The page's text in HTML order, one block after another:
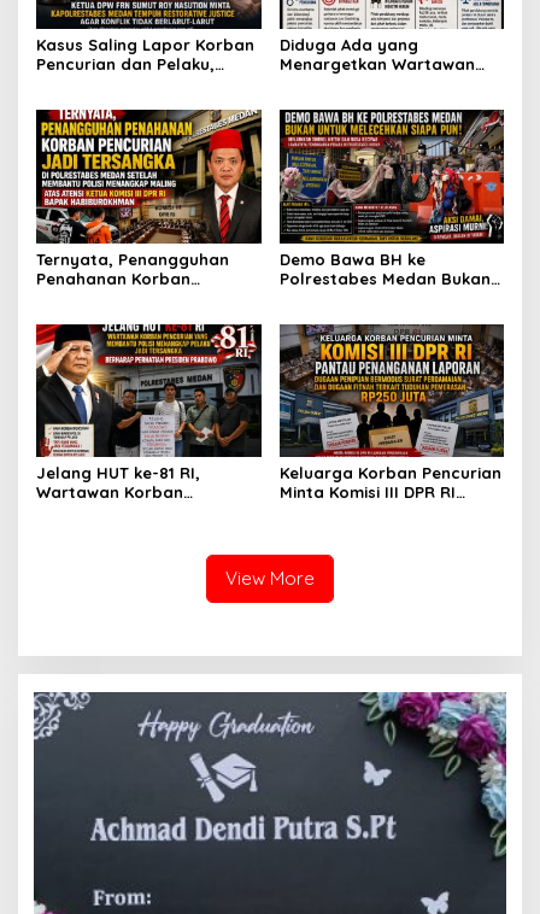
Kasus Saling Lapor Korban
Pencurian dan Pelaku,
Kapolrestabes Medan
Tempuh Restorative Justice
agar Konflik Tak Berlarut-
larut
Diduga Ada yang
Menargetkan Wartawan
Membantu Polisi
Menangkap Maling di Toko
Usaha Keluarganya
Ternyata, Penangguhan
Penahanan Korban
Setelah Membantu Polisi
Menangkap Maling Atas
Atensi Ketua Komisi III DPR
RI Bapak Habiburokhman
Demo Bawa BH ke
Polrestabes Medan Bukan
dan Rasa Kecewa
Lambatnya Penanganan
Pekara di Polrestabes
Medan
Jelang HUT ke-81 RI,
Wartawan Korban
Jadi Tersangka Berharap
Keluarga Korban Pencurian
Minta Komisi III DPR RI
Bermodus Surat
Perdamaian dan Dugaan
Fitnah Terkait Tuduhan
Pemerasan Rp250 Juta
View More